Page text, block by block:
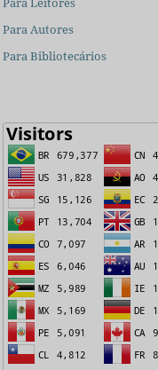
Para Autores
Para Bibliotecários